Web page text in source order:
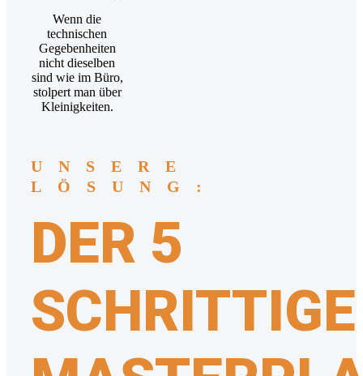
Wenn die
technischen
Gegebenheiten
nicht dieselben
sind wie im Büro,
stolpert man über
Kleinigkeiten.
UNSERE
LÖSUNG:
DER 5
SCHRITTIGE